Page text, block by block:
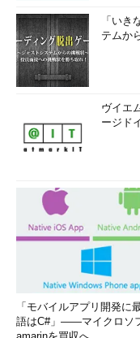
「い
テムか
ヴイエ
ージド
「モバイルアプリ開発に
語はC#」――マイクロソ